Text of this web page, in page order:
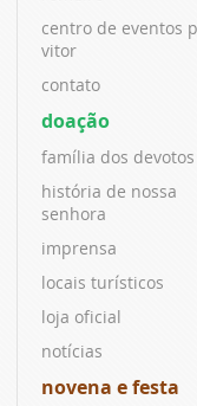
centro de eventos
vitor
contato
doação
família dos devotos
história de nossa
senhora
imprensa
locais turísticos
loja oficial
notícias
novena e festa